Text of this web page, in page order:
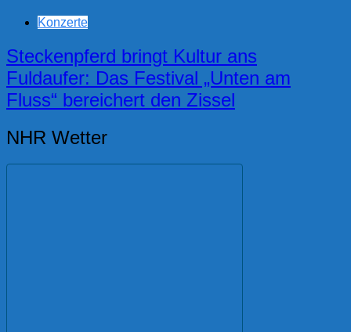
Konzerte
Steckenpferd bringt Kultur ans
Fuldaufer: Das Festival „Unten am
Fluss“ bereichert den Zissel
NHR Wetter